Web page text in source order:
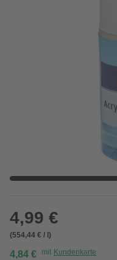
4,99 €
(554,44 € / l)
4,84 € mit Kundenkarte